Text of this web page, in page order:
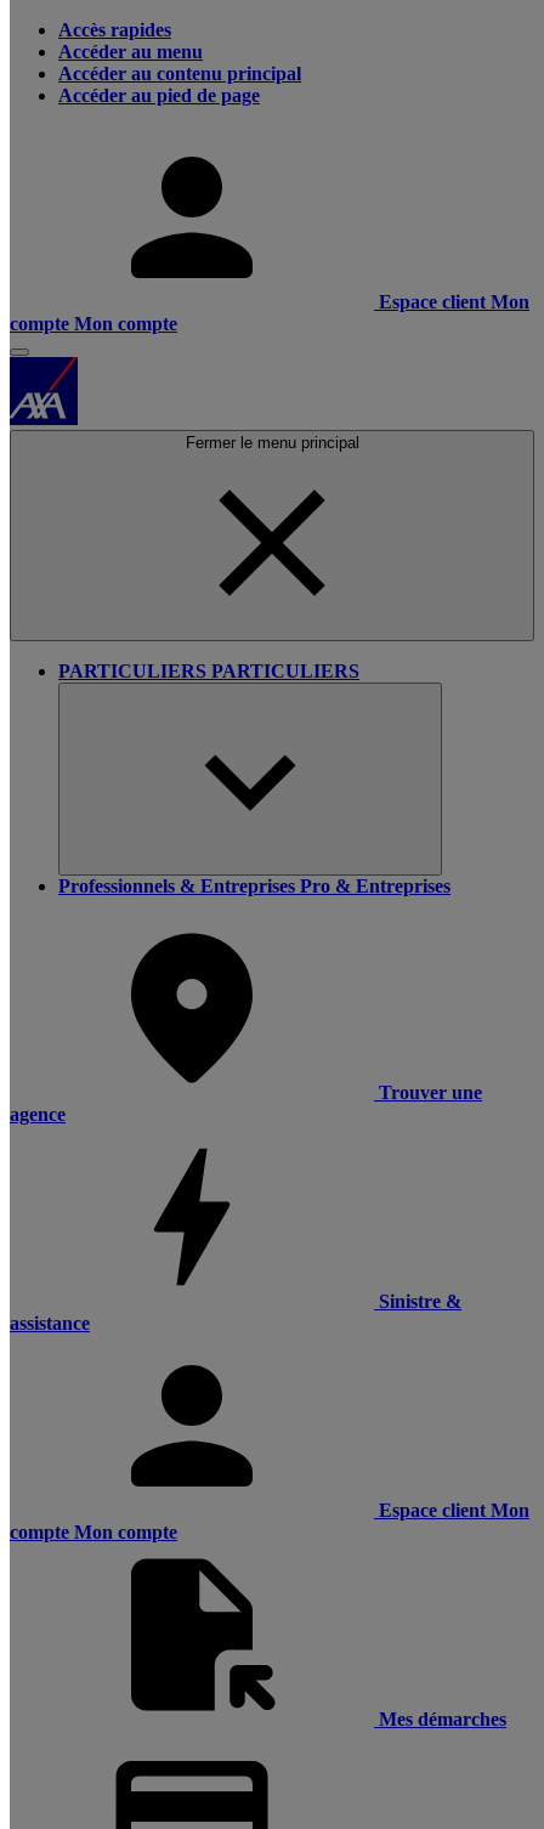
Accès rapides
Accéder au menu
Accéder au contenu principal
Accéder au pied de page
Espace client Mon
compte Mon compte
Fermer le menu principal
PARTICULIERS PARTICULIERS
Professionnels & Entreprises Pro & Entreprises
Trouver une
agence
Sinistre &
assistance
Espace client Mon
compte Mon compte
Mes démarches